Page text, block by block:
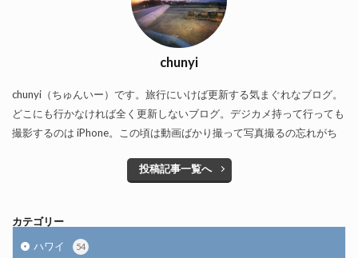
chunyi
chunyi（ちゅんいー）です。旅行にいけば更新する気まぐれなブログ。
どこにも行かなければ全く更新しないブログ。デジカメ持って行っても
撮影するのは iPhone。この頃は動画ばかり撮って写真撮るの忘れがち
投稿記事一覧へ
カテゴリー
ハワイ
54